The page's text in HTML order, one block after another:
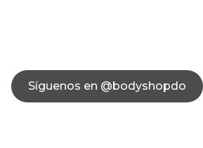
Síguenos en @bodyshopdo